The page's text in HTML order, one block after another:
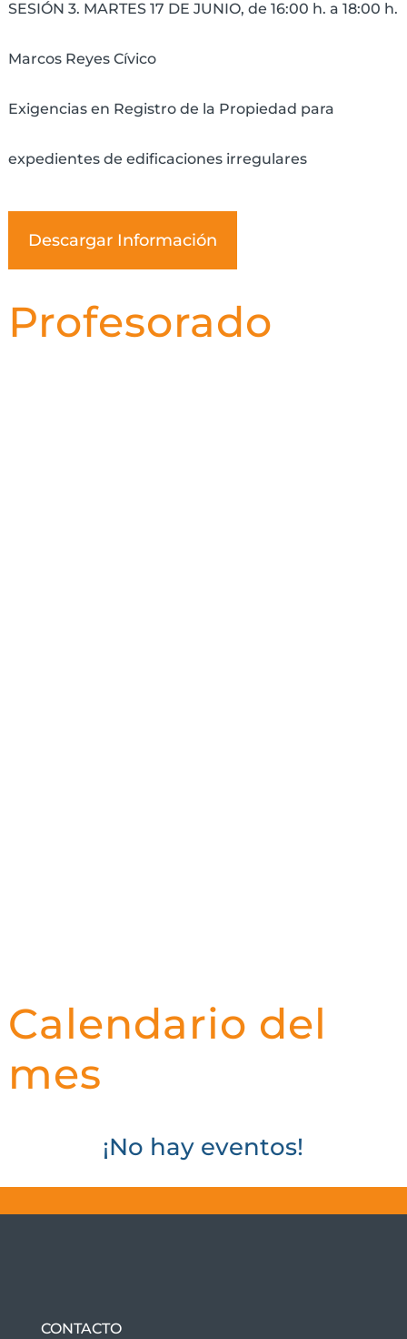
SESIÓN 3. MARTES 17 DE JUNIO, de 16:00 h. a 18:00 h.
Marcos Reyes Cívico
Exigencias en Registro de la Propiedad para
expedientes de edificaciones irregulares
Descargar Información
Profesorado
Calendario del
mes
¡No hay eventos!
CONTACTO